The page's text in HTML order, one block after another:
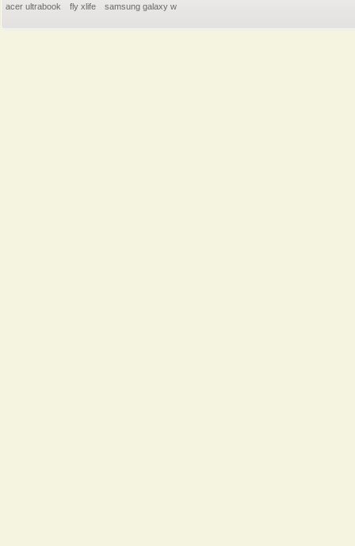
acer ultrabook
fly xlife samsung galaxy w